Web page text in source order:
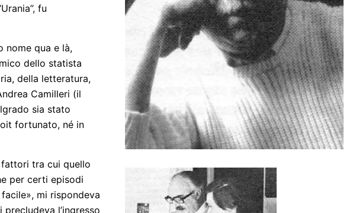
fu
nome qua e là,
dello statista
della letteratura,
Camilleri (il
sia stato
fortunato, né in
fattori tra cui quello
per certi episodi
mi rispondeva
l’ingresso